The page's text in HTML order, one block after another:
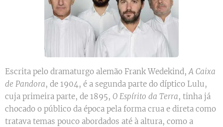
Escrita pelo dramaturgo alemão Frank Wedekind,A Caixa
de Pandora, de 1904, é a segunda parte do díptico Lulu,
cuja primeira parte, de 1895, O Espírito da Terra, tinha já
chocado o público da época pela forma crua e direta como
tratava temas pouco abordados até à altura, como a